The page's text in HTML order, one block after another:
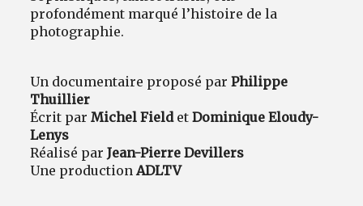
profondément marqué l’histoire de la
photographie.
Un documentaire proposé parPhilippe
Thuillier
Écrit parMichel FieldetDominique Eloudy-
Lenys
Réalisé parJean-Pierre Devillers
Une productionADLTV